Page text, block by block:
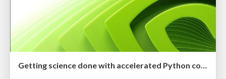
Getting science done with accelerated Python computing platforms